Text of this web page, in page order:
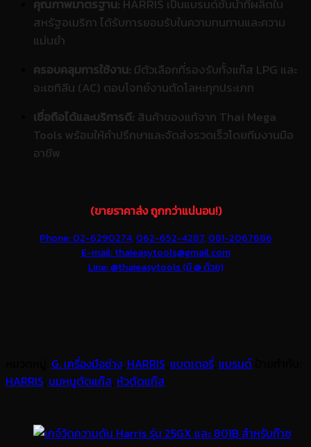
คุณภาพมาตรฐาน: HARRIS เป็นแบรนด์ชั้นนำที่ผลิตใน
สหรัฐอเมริกา ได้รับการยอมรับในความทนทานและความ
แม่นยำ
ครอบคลุมการใช้งาน: มีตัวเลือกที่รองรับทั้งแก๊ส LPG และ
อะเซทิลีน (AC) ตอบโจทย์งานตัดโลหะทุกประเภท
เชื่อถือได้และบริการดี: สินค้าของแท้จาก Thai Mega
Tools พร้อมให้คำปรึกษาและจัดส่งรวดเร็วโดยทีมงานมือ
อาชีพ
(ขายราคาส่ง ถูกกว่าแน่นอน!)
Phone: 02-6290274, 062-652-4287, 081-2067686
E-mail: thaieasytools@gmail.com
Line: @thaieasytools (มี @ ด้วย)
G. เครื่องมือช่าง HARRIS แบตเตอรี่ แบรนด์
HARRIS นมหนูตัดแก๊ส หัวตัดแก๊ส